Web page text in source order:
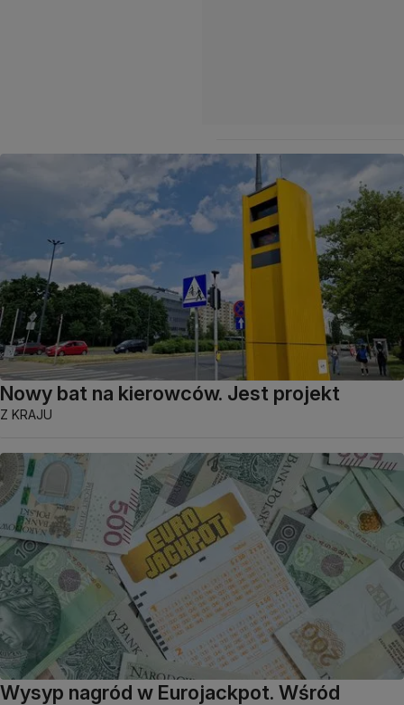
Nowy bat na kierowców. Jest projekt
Z KRAJU
Wysyp nagród w Eurojackpot. Wśród